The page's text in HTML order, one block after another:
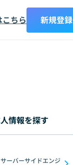
ちら 新規登録
富山県 石川県
情報を探す
ーバーサイドエンジ